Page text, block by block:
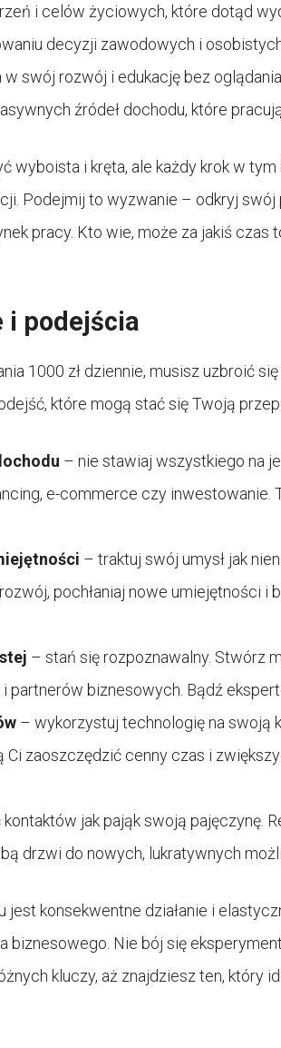
i celów życiowych, które dotąd
decyzji zawodowych i
swój rozwój i edukację bez
źródeł dochodu, które
wyboista i kręta, ale każdy krok w
Podejmij to wyzwanie – odkryj swój
pracy. Kto wie, może za jakiś czas
i podejścia
1000 zł dziennie, musisz uzbroić
które mogą stać się Twoją
– nie stawiaj wszystkiego na
e-commerce czy inwestowanie.
– traktuj swój umysł jak
pochłaniaj nowe umiejętności i
– stań się rozpoznawalny. Stwórz
biznesowych. Bądź
– wykorzystuj technologię na swoją
zaoszczędzić cenny czas i
jak pająk swoją pajęczynę.
drzwi do nowych, lukratywnych
jest konsekwentne działanie i
biznesowego. Nie bój się
kluczy, aż znajdziesz ten, który